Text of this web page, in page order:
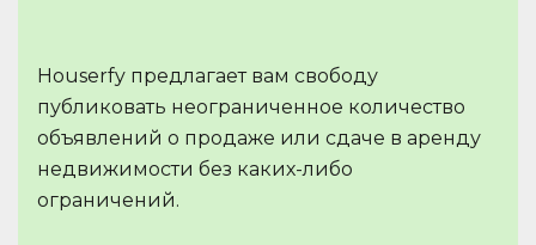
Houserfy предлагает вам свободу
публиковать неограниченное количество
объявлений о продаже или сдаче в аренду
недвижимости без каких-либо
ограничений.